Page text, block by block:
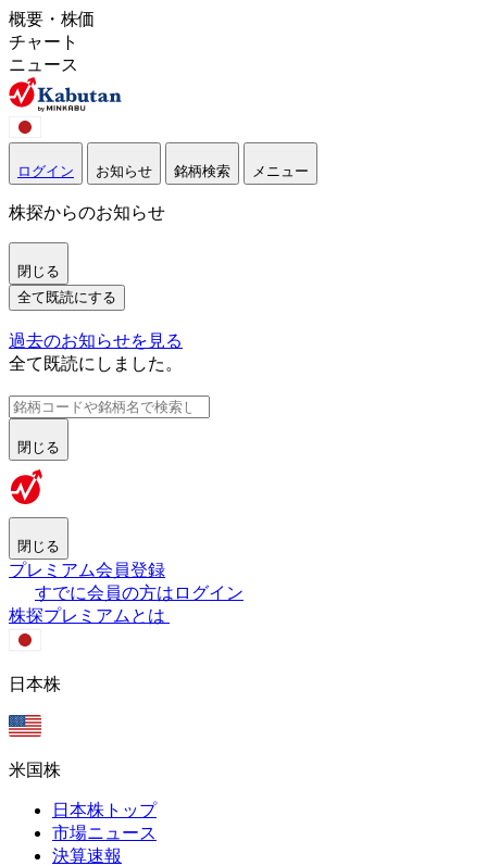
概要・株価
チャート
ニュース
ログイン お知らせ 銘柄検索 メニュー
株探からのお知らせ
閉じる
全て既読にする
過去のお知らせを見る
全て既読にしました。
閉じる
閉じる
プレミアム会員登録
すでに会員の方はログイン
株探プレミアムとは
日本株
米国株
日本株トップ
市場ニュース
決算速報